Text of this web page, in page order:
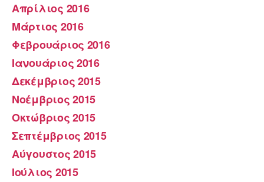
Απρίλιος 2016
Μάρτιος 2016
Φεβρουάριος 2016
Ιανουάριος 2016
Δεκέμβριος 2015
Νοέμβριος 2015
Οκτώβριος 2015
Σεπτέμβριος 2015
Αύγουστος 2015
Ιούλιος 2015